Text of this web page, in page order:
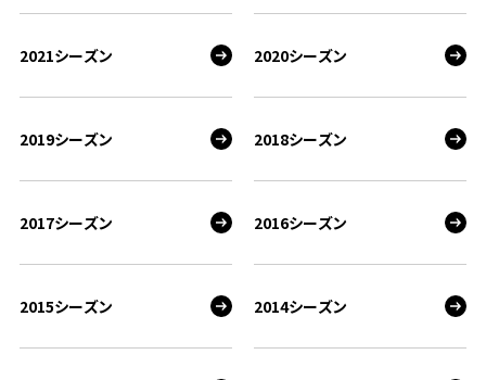
2021シーズン 2020シーズン
2019シーズン 2018シーズン
2017シーズン 2016シーズン
2015シーズン 2014シーズン